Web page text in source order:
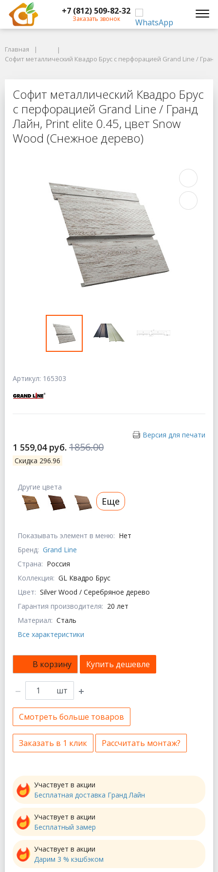
+7 (812) 509-82-32
Заказать звонок
Софит металлический Квадро Брус с перфорацией Grand Line /
Софит металлический Квадро
Главная
Софит металлический Квадро Брус с перфорацией Grand Line /
Софит металлический Квадро Брус
с перфорацией Grand Line / Гранд
Лайн, Print elite 0.45, цвет Snow
Wood (Снежное дерево)
Артикул: 165303
Версия для печати
1 559,04 руб. 1856.00
Скидка 296.96
Показывать элемент в меню: Нет
Бренд: Grand Line
Страна: Россия
Коллекция: GL Квадро Брус
Цвет: Silver Wood / Серебряное дерево
Гарантия производителя: 20 лет
Материал: Сталь
Все характеристики
Другие цвета
Еще
В корзину Купить дешевле
шт
Смотреть больше товаров
Заказать в 1 клик Рассчитать монтаж?
Участвует в акции
Бесплатная доставка Гранд Лайн
Участвует в акции
Бесплатный замер
Участвует в акции
Дарим 3 % кэшбэком